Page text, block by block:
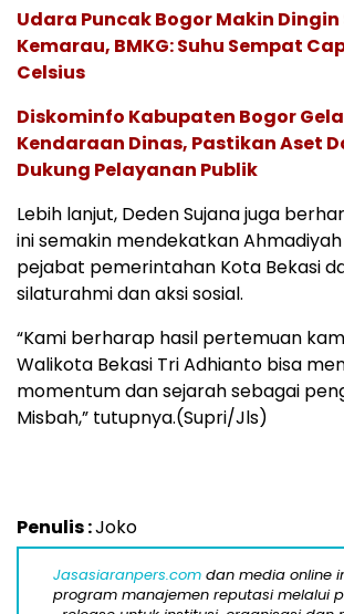
Udara Puncak Bogor Makin
Kemarau, BMKG: Suhu Sempat
Celsius
Diskominfo Kabupaten Bogor
Kendaraan Dinas, Pastikan Aset
Dukung Pelayanan Publik
Lebih lanjut, Deden Sujana juga
ini semakin mendekatkan
pejabat pemerintahan Kota Bekasi
silaturahmi dan aksi sosial.
“Kami berharap hasil pertemuan
Walikota Bekasi Tri Adhianto bisa
momentum dan sejarah sebagai
Misbah,” tutupnya.(Supri/Jls)
Penulis :Joko
Jasasiaranpers.com dan media online
program manajemen reputasi melalui